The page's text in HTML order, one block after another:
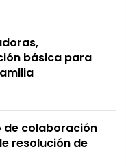
básica para
de colaboración
resolución de